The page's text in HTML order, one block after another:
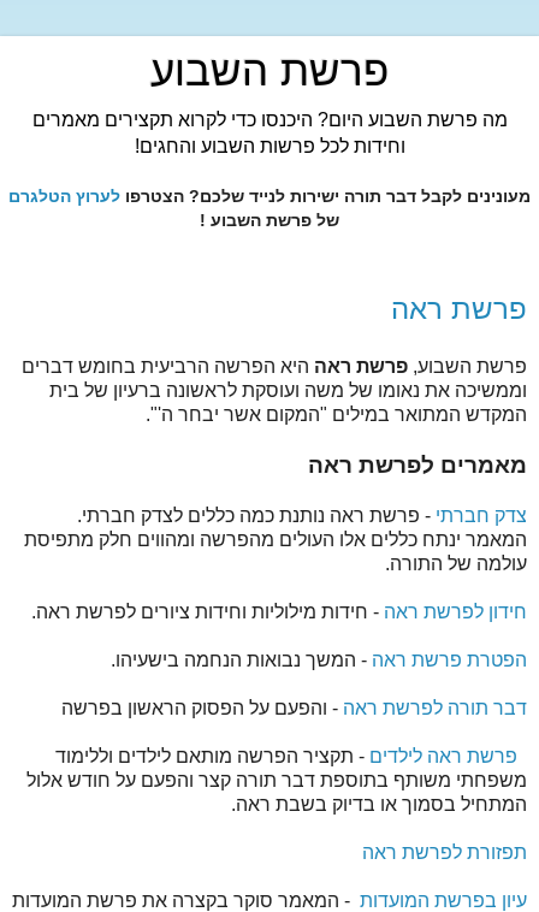
פרשת השבוע
מה פרשת השבוע היום? היכנסו כדי לקרוא תקצירים מאמרים
וחידות לכל פרשות השבוע והחגים!
מעונינים לקבל דבר תורה ישירות לנייד שלכם? הצטרפו לערוץ הטלגרם
של פרשת השבוע !
פרשת ראה
פרשת השבוע, פרשת ראה היא הפרשה הרביעית בחומש דברים
וממשיכה את נאומו של משה ועוסקת לראשונה ברעיון של בית
המקדש המתואר במילים "המקום אשר יבחר ה'".
מאמרים לפרשת ראה
צדק חברתי - פרשת ראה נותנת כמה כללים לצדק חברתי.
המאמר ינתח כללים אלו העולים מהפרשה ומהווים חלק מתפיסת
עולמה של התורה.
חידון לפרשת ראה - חידות מילוליות וחידות ציורים לפרשת ראה.
הפטרת פרשת ראה - המשך נבואות הנחמה בישעיהו.
דבר תורה לפרשת ראה - והפעם על הפסוק הראשון בפרשה
פרשת ראה לילדים - תקציר הפרשה מותאם לילדים וללימוד
משפחתי משותף בתוספת דבר תורה קצר והפעם על חודש אלול
המתחיל בסמוך או בדיוק בשבת ראה.
תפזורת לפרשת ראה
עיון בפרשת המועדות - המאמר סוקר בקצרה את פרשת המועדות